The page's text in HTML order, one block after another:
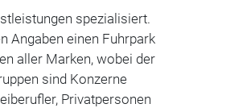
spezialisiert.
Angaben einen Fuhrpark
aller Marken, wobei der
sind Konzerne
Privatpersonen